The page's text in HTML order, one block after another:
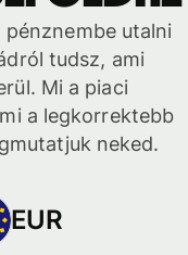
pénznembe utalni
tudsz, ami
Mi a piaci
a legkorrektebb
neked.
EUR